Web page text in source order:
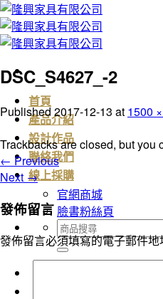
Skip
to
content
首頁
產品介紹
設計作品
聯絡我們
線上採購
官網商城
臉書粉絲頁
搜
尋
關
DSC_S4627_-2
Published2017-12-13 at 1500
Trackbacks are closed, but you
← Previous
Next →
發佈留言
發佈留言必須填寫的電子郵件地